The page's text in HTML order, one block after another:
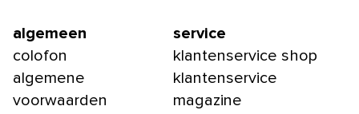
algemeen
colofon
algemene
voorwaarden
service
klantenservice shop
klantenservice
magazine